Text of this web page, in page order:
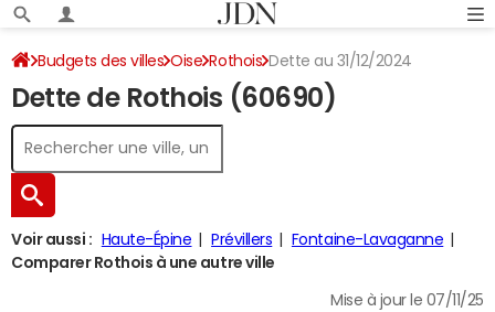
Budgets des villes Oise Rothois Dette au 31/12/2024
Dette de Rothois (60690)
Voir aussi : Haute-Épine Prévillers
Fontaine-Lavaganne
Comparer Rothois à une autre ville
Mise à jour le 07/11/25